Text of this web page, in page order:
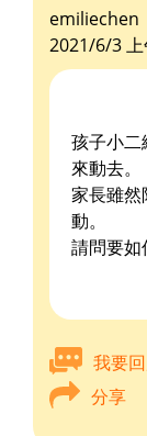
emiliechen
2021/6/3
孩子小二
來動去。
家長雖然
動。
請問要如
我要
分享